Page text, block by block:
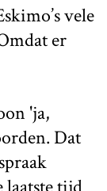
vele
er
'ja,
Dat